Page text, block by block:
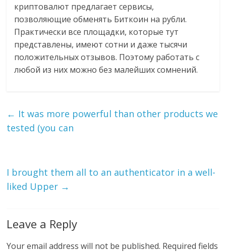
криптовалют предлагает сервисы,
позволяющие обменять Биткоин на рубли.
Практически все площадки, которые тут
представлены, имеют сотни и даже тысячи
положительных отзывов. Поэтому работать с
любой из них можно без малейших сомнений.
← It was more powerful than other products we
tested (you can
I brought them all to an authenticator in a well-
liked Upper →
Leave a Reply
Your email address will not be published. Required fields